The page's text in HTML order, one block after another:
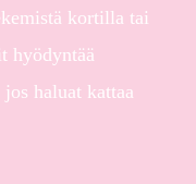
kortilla tai
hyödyntää
haluat kattaa